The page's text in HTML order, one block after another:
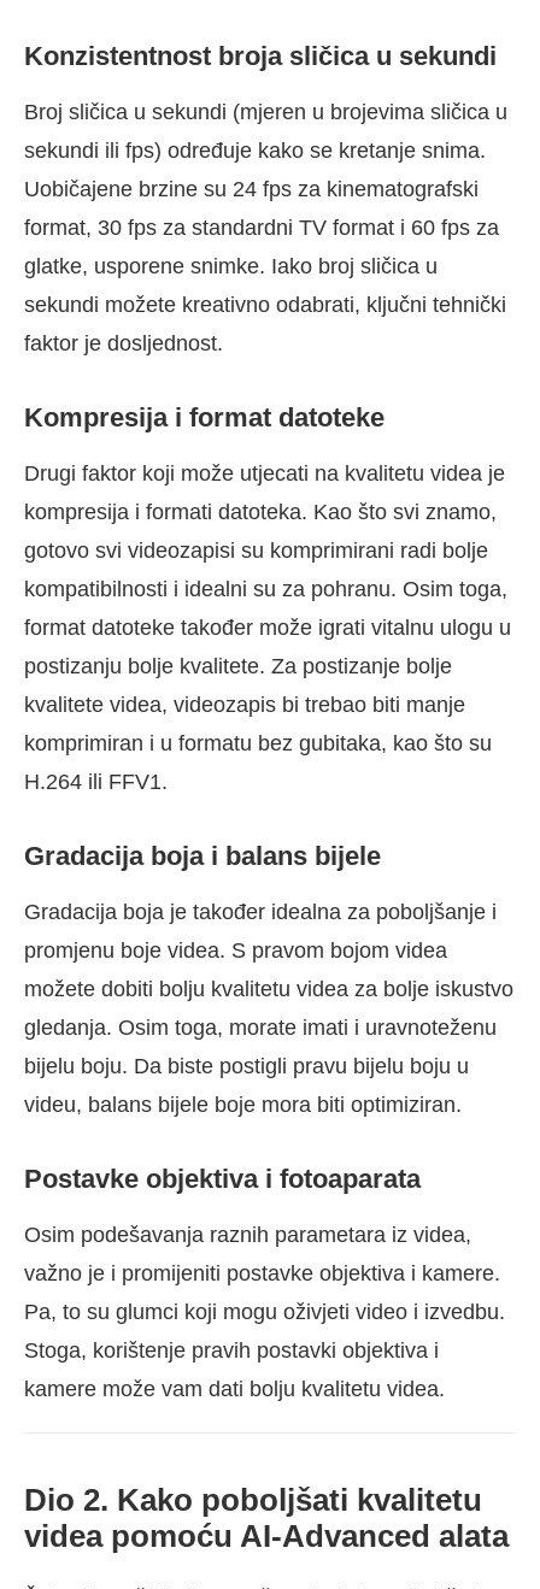
Konzistentnost broja sličica u sekundi
Broj sličica u sekundi (mjeren u brojevima sličica u
sekundi ili fps) određuje kako se kretanje snima.
Uobičajene brzine su 24 fps za kinematografski
format, 30 fps za standardni TV format i 60 fps za
glatke, usporene snimke. Iako broj sličica u
sekundi možete kreativno odabrati, ključni tehnički
faktor je dosljednost.
Kompresija i format datoteke
Drugi faktor koji može utjecati na kvalitetu videa je
kompresija i formati datoteka. Kao što svi znamo,
gotovo svi videozapisi su komprimirani radi bolje
kompatibilnosti i idealni su za pohranu. Osim toga,
format datoteke također može igrati vitalnu ulogu u
postizanju bolje kvalitete. Za postizanje bolje
kvalitete videa, videozapis bi trebao biti manje
komprimiran i u formatu bez gubitaka, kao što su
H.264 ili FFV1.
Gradacija boja i balans bijele
Gradacija boja je također idealna za poboljšanje i
promjenu boje videa. S pravom bojom videa
možete dobiti bolju kvalitetu videa za bolje iskustvo
gledanja. Osim toga, morate imati i uravnoteženu
bijelu boju. Da biste postigli pravu bijelu boju u
videu, balans bijele boje mora biti optimiziran.
Postavke objektiva i fotoaparata
Osim podešavanja raznih parametara iz videa,
važno je i promijeniti postavke objektiva i kamere.
Pa, to su glumci koji mogu oživjeti video i izvedbu.
Stoga, korištenje pravih postavki objektiva i
kamere može vam dati bolju kvalitetu videa.
Dio 2. Kako poboljšati kvalitetu
videa pomoću AI-Advanced alata